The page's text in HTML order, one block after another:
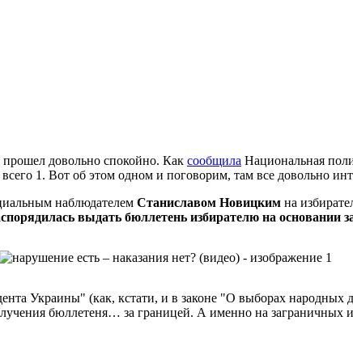
довольно спокойно. Как сообщила Национальная
1. Вот об этом одном и поговорим, там все довольно
наблюдателем Станиславом Новицким на
выдать бюллетень избирателю на основании
Украины" (как, кстати, и в законе "О выборах народных
бюллетеня… за границей. А именно на заграничных